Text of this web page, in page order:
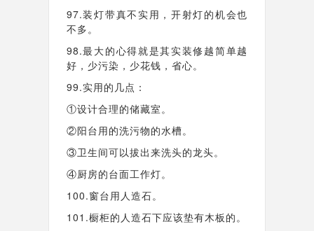
97.装灯带真不实用，开射灯的机会也
不多。
98.最大的心得就是其实装修越简单越
好，少污染，少花钱，省心。
99.实用的几点：
①设计合理的储藏室。
②阳台用的洗污物的水槽。
③卫生间可以拔出来洗头的龙头。
④厨房的台面工作灯。
100.窗台用人造石。
101.橱柜的人造石下应该垫有木板的。